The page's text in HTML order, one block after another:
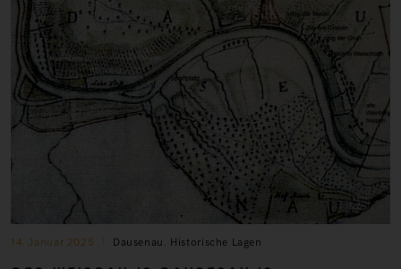
14. Januar 2025 Dausenau Historische Lagen